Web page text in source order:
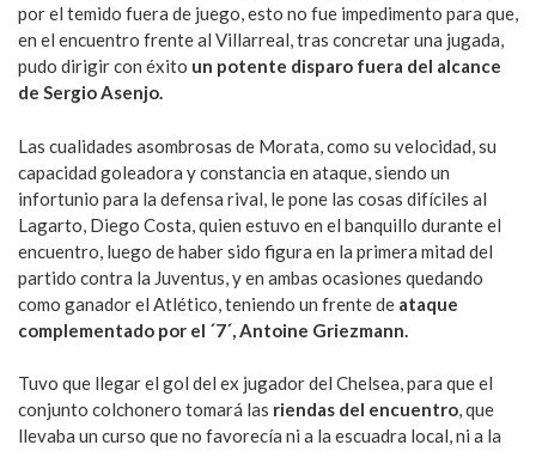
por el temido fuera de juego, esto no fue impedimento para que,
en el encuentro frente al Villarreal, tras concretar una jugada,
pudo dirigir con éxito un potente disparo fuera del alcance
de Sergio Asenjo.
Las cualidades asombrosas de Morata, como su velocidad, su
capacidad goleadora y constancia en ataque, siendo un
infortunio para la defensa rival, le pone las cosas difíciles al
Lagarto, Diego Costa, quien estuvo en el banquillo durante el
encuentro, luego de haber sido figura en la primera mitad del
partido contra la Juventus, y en ambas ocasiones quedando
como ganador el Atlético, teniendo un frente de ataque
complementado por el ´7´, Antoine Griezmann.
Tuvo que llegar el gol del ex jugador del Chelsea, para que el
conjunto colchonero tomará las riendas del encuentro, que
llevaba un curso que no favorecía ni a la escuadra local, ni a la